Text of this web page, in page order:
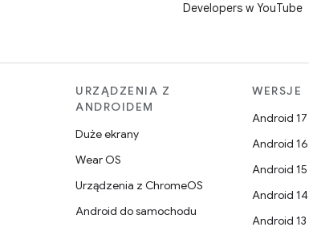
Developers w YouTube
URZĄDZENIA Z
ANDROIDEM
Duże ekrany
Wear OS
Urządzenia z ChromeOS
Android do samochodu
WERSJE
Android 17
Android 16
Android 15
Android 14
Android 13